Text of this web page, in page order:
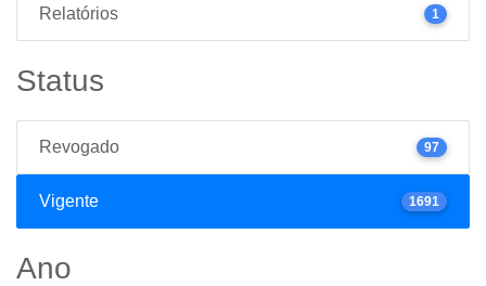
Relatórios 1
Status
Revogado 97
Vigente 1691
Ano